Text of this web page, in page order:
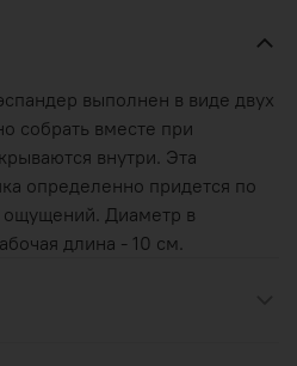
выполнен в виде двух
собрать вместе при
внутри. Эта
определенно придется по
ощущений. Диаметр в
длина - 10 см.